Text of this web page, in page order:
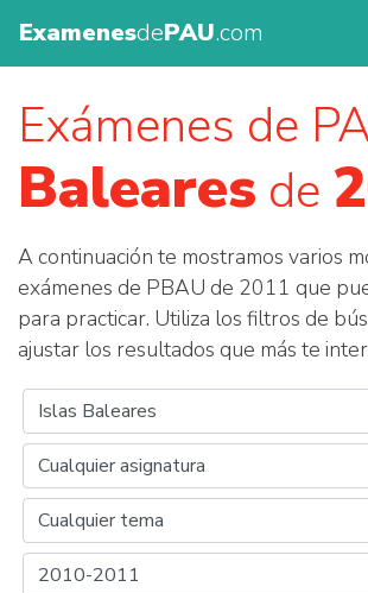
ExamenesdePAU.com
Exámenes de
Baleares de
A continuación te mostramos varios
exámenes de PBAU de 2011 que
para practicar. Utiliza los filtros de
ajustar los resultados que más te